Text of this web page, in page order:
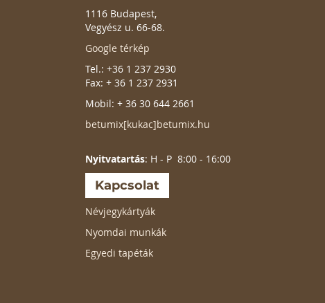
1116 Budapest,
Vegyész u. 66-68.
Google térkép
Tel.: +36 1 237 2930
Fax: + 36 1 237 2931
Mobil: + 36 30 644 2661
betumix[kukac]betumix.hu
Nyitvatartás: H - P 8:00 - 16:00
Kapcsolat
Névjegykártyák
Nyomdai munkák
Egyedi tapéták